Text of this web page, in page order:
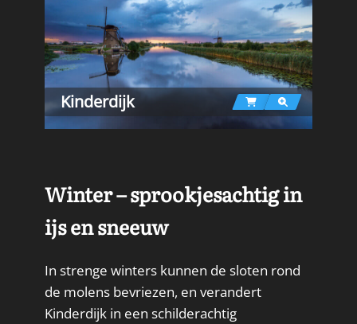
Kinderdijk
Winter – sprookjesachtig in
ijs en sneeuw
In strenge winters kunnen de sloten rond
de molens bevriezen, en verandert
Kinderdijk in een schilderachtig